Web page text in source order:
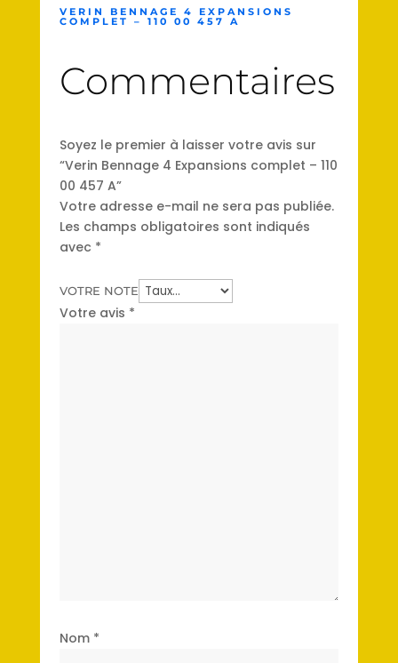
VERIN BENNAGE 4 EXPANSIONS
COMPLET – 110 00 457 A
Commentaires
Soyez le premier à laisser votre avis sur
“Verin Bennage 4 Expansions complet – 110
00 457 A”
Votre adresse e-mail ne sera pas publiée.
Les champs obligatoires sont indiqués
avec *
VOTRE NOTE
Votre avis *
Nom *